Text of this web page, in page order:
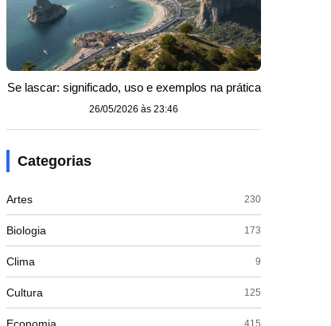
Se lascar: significado, uso e exemplos na prática
26/05/2026 às 23:46
Categorias
Artes 230
Biologia 173
Clima 9
Cultura 125
415